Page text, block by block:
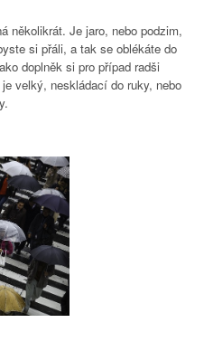
několikrát. Je jaro, nebo podzim,
si přáli, a tak se oblékáte do
doplněk si pro případ radši
velký, neskládací do ruky, nebo